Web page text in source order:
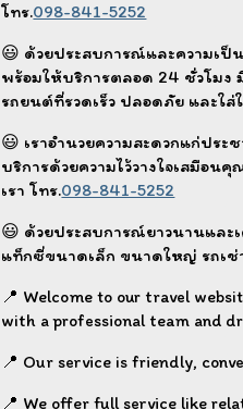
โทร.098-841-5252
😃 ด้วยประสบการณ์และความเป็
พร้อมให้บริการตลอด 24 ชั่วโมง
รถยนต์ที่รวดเร็ว ปลอดภัย และใส่
😃 เราอำนวยความสะดวกแก่ปร
บริการด้วยความไว้วางใจเสมือ
เรา โทร.098-841-5252
😃 ด้วยประสบการณ์ยาวนานและ
แท็กซี่ขนาดเล็ก ขนาดใหญ่ รถเช่
📍 Welcome to our travel
with a professional team and
📍 Our service is friendly,
📍 We offer full service like